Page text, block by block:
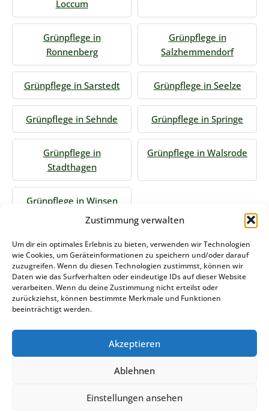
Zustimmung verwalten
Um dir ein optimales Erlebnis zu bieten, verwenden wir Technologien
wie Cookies, um Geräteinformationen zu speichern und/oder darauf
zuzugreifen. Wenn du diesen Technologien zustimmst, können wir
Daten wie das Surfverhalten oder eindeutige IDs auf dieser Website
verarbeiten. Wenn du deine Zustimmung nicht erteilst oder
zurückziehst, können bestimmte Merkmale und Funktionen
beeinträchtigt werden.
Akzeptieren
Ablehnen
Einstellungen ansehen
Loccum
Grünpflege in
Ronnenberg
Grünpflege in
Salzhemmendorf
Grünpflege in Sarstedt Grünpflege in Seelze
Grünpflege in Sehnde Grünpflege in Springe
Grünpflege in
Stadthagen
Grünpflege in Walsrode
Grünpflege in Winsen
Jetzt Anfrage stellen
Zum Formular
Das könnte Sie auch interessieren
COOKIE-RICHTLINIE (EU)